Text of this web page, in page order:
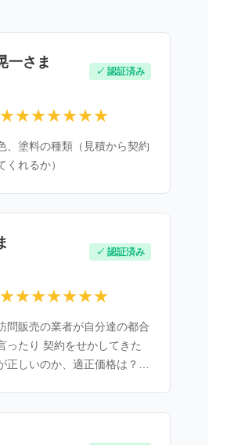
一さま
✓ 認証済み
、塗料の種類（見積から契約
くれるか）
✓ 認証済み
問販売の業者が自分達の都合
ったり 契約をせかしてきた
正しいのか、適正価格は？